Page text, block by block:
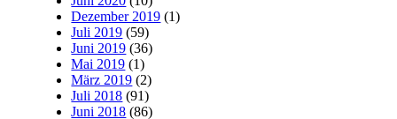
Dezember 2019 (1)
Juli 2019 (59)
Juni 2019 (36)
Mai 2019 (1)
März 2019 (2)
Juli 2018 (91)
Juni 2018 (86)